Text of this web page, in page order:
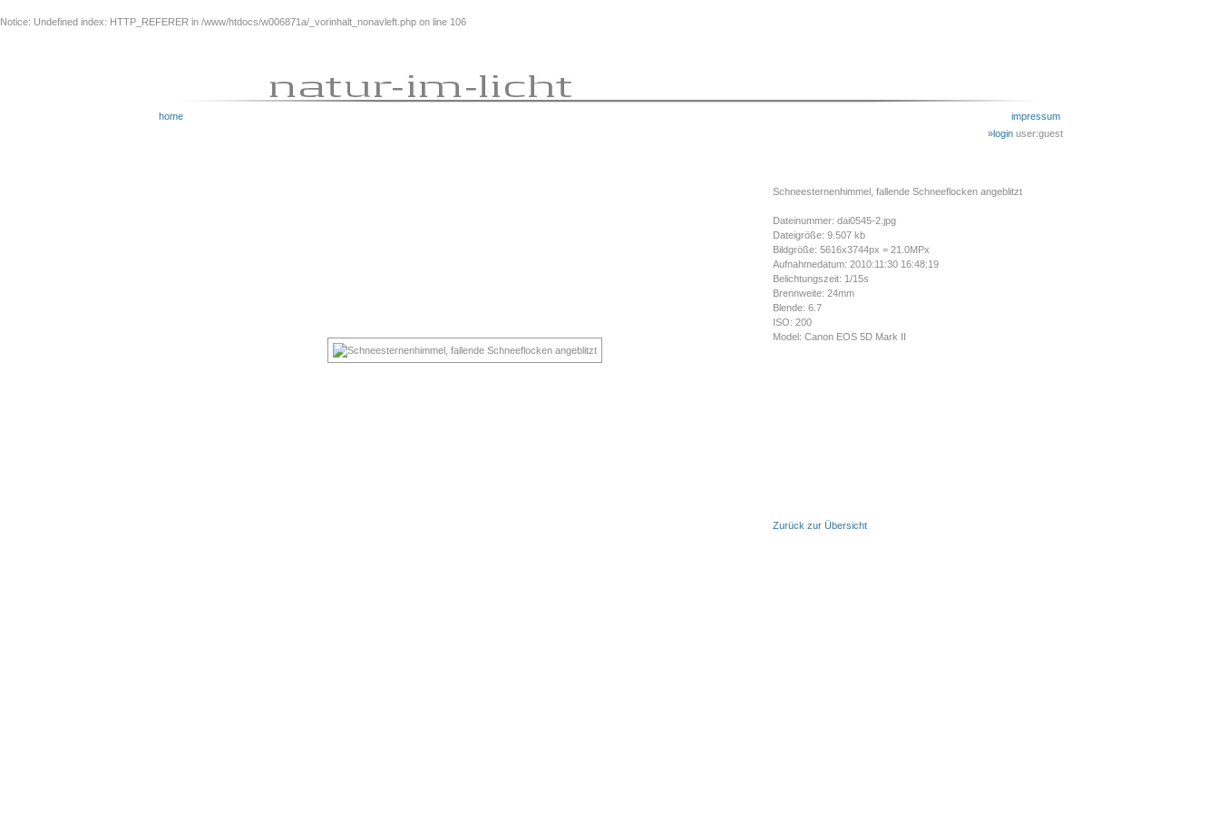
Notice: Undefined index: HTTP_REFERER in /www/htdocs/w006871a/_vorinhalt_nonavleft.php on line 106
home
impressum
»login user:guest
Schneesternenhimmel, fallende Schneeflocken angeblitzt
Dateinummer: dai0545-2.jpg
Dateigröße: 9.507 kb
Bildgröße: 5616x3744px = 21.0MPx
Aufnahmedatum: 2010:11:30 16:48:19
Belichtungszeit: 1/15s
Brennweite: 24mm
Blende: 6.7
ISO: 200
Model: Canon EOS 5D Mark II
Zurück zur Übersicht